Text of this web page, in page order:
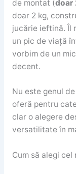
de montat (doar
doar 2 kg,
jucărie ieftină. Îl
un pic de viață
vorbim de un
decent.
Nu este genul
oferă pentru
clar o alegere
versatilitate în
Cum să alegi